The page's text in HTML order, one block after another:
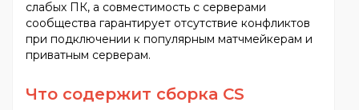
слабых ПК, а совместимость с серверами
сообщества гарантирует отсутствие конфликтов
при подключении к популярным матчмейкерам и
приватным серверам.
Что содержит сборка CS